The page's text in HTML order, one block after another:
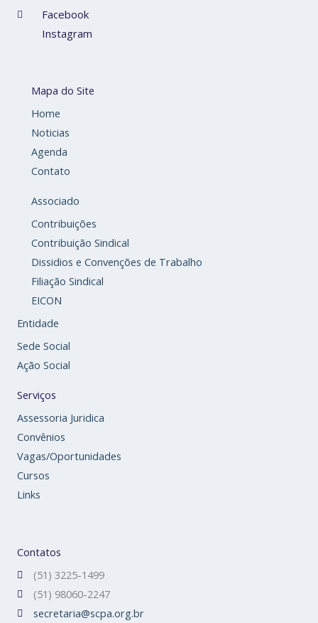
Facebook
Instagram
Mapa do Site
Home
Noticias
Agenda
Contato
Associado
Contribuições
Contribuição Sindical
Dissidios e Convenções de Trabalho
Filiação Sindical
EICON
Entidade
Sede Social
Ação Social
Serviços
Assessoria Juridica
Convênios
Vagas/Oportunidades
Cursos
Links
Contatos
(51) 3225-1499
(51) 98060-2247
secretaria@scpa.org.br